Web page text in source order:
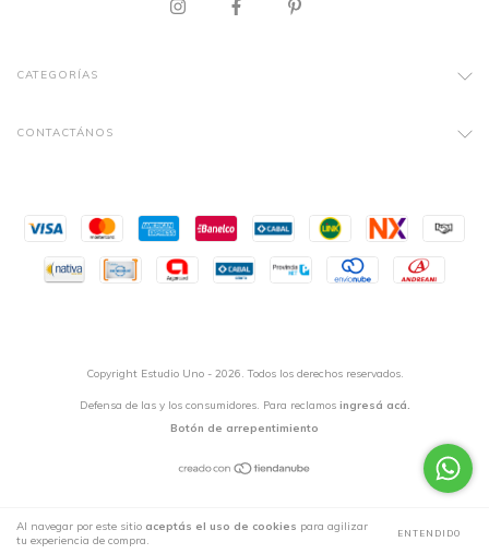
Al navegar por este sitio aceptás el uso de cookies para agilizar
tu experiencia de compra.
ENTENDIDO
CATEGORÍAS
CONTACTÁNOS
Copyright Estudio Uno - 2026. Todos los derechos reservados.
Defensa de las y los consumidores. Para reclamos ingresá acá.
Botón de arrepentimiento